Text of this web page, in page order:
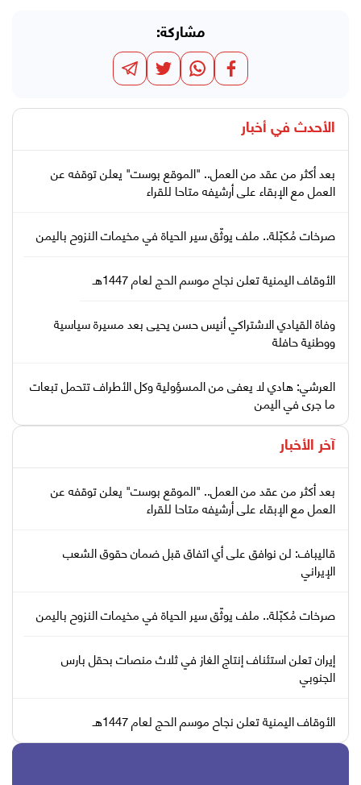
مشاركة:
الأحدث في أخبار
بعد أكثر من عقد من العمل.. "الموقع بوست" يعلن توقفه عن
العمل مع الإبقاء على أرشيفه متاحا للقراء
صرخات مُكبّلة.. ملف يوثّق سير الحياة في مخيمات النزوح باليمن
الأوقاف اليمنية تعلن نجاح موسم الحج لعام 1447هـ
وفاة القيادي الاشتراكي أنيس حسن يحيى بعد مسيرة سياسية
ووطنية حافلة
العرشي: هادي لا يعفى من المسؤولية وكل الأطراف تتحمل تبعات
ما جرى في اليمن
آخر الأخبار
بعد أكثر من عقد من العمل.. "الموقع بوست" يعلن توقفه عن
العمل مع الإبقاء على أرشيفه متاحا للقراء
قاليباف: لن نوافق على أي اتفاق قبل ضمان حقوق الشعب
الإيراني
صرخات مُكبّلة.. ملف يوثّق سير الحياة في مخيمات النزوح باليمن
إيران تعلن استئناف إنتاج الغاز في ثلاث منصات بحقل بارس
الجنوبي
الأوقاف اليمنية تعلن نجاح موسم الحج لعام 1447هـ